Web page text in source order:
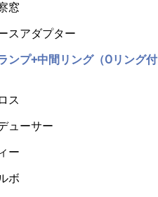
窓
スアダプター
ンプ+中間リング（Oリング付
ス
ューサー
ー
ボ